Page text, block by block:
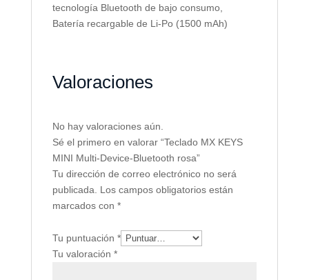
tecnología Bluetooth de bajo consumo,
Batería recargable de Li-Po (1500 mAh)
Valoraciones
No hay valoraciones aún.
Sé el primero en valorar “Teclado MX KEYS
MINI Multi-Device-Bluetooth rosa”
Tu dirección de correo electrónico no será
publicada. Los campos obligatorios están
marcados con *
Tu puntuación *
Tu valoración *